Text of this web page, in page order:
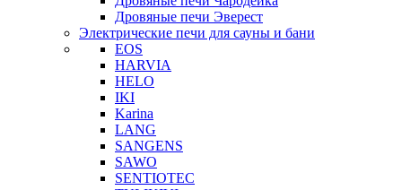
Дровяные печи Эверест
Электрические печи для сауны и бани
EOS
HARVIA
HELO
IKI
Karina
LANG
SANGENS
SAWO
SENTIOTEC